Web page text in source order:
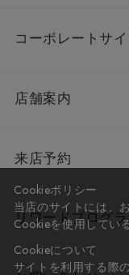
コーポレートサイ
店舗案内
来店予約
リワードプログ
Cookieポリシー
当店のサイトには、
Cookieを使用してい
Cookieについて
サイトを利用する際